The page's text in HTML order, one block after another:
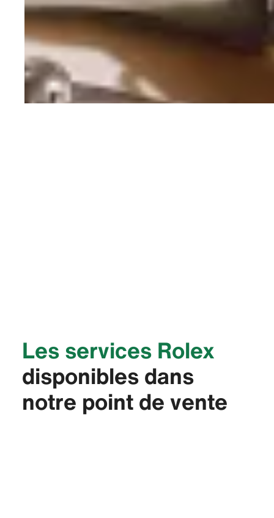
Les services Rolex
disponibles dans
notre point de vente